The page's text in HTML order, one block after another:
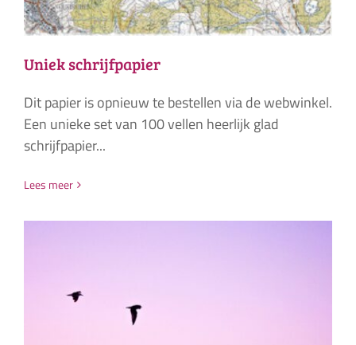
Uniek schrijfpapier
Dit papier is opnieuw te bestellen via de webwinkel.
Een unieke set van 100 vellen heerlijk glad
schrijfpapier...
Lees meer